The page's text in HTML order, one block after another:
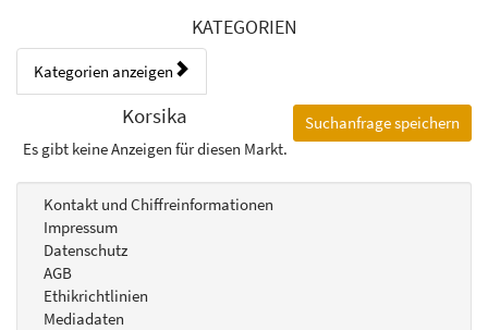
Kategorien & Anzeigen
KATEGORIEN
Kategorien anzeigen
Bedienhinweis: Navigieren Sie mit Tab (Shift+Tab zurück). Drücken
Rubrik:
Korsika
Suchanfrage speichern
Es gibt keine Anzeigen für diesen Markt.
Kontakt und Chiffreinformationen
Impressum
Datenschutz
AGB
Ethikrichtlinien
Mediadaten